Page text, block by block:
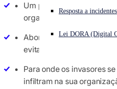
Resposta a incidentes
Lei DORA (Digital
Um ponto fundamental de
organizações atacadas
Abordagens furtivas que
evitar a detecção
Para onde os invasores
infiltram na sua